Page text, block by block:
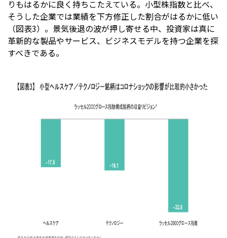
りもはるかに良く持ちこたえている。小型株指数と比べ、
そうした企業では業績を下方修正した割合がはるかに低い
（図表3）。景気後退の波が押し寄せる中、投資家は真に
革新的な製品やサービス、ビジネスモデルを持つ企業を探
すべきである。